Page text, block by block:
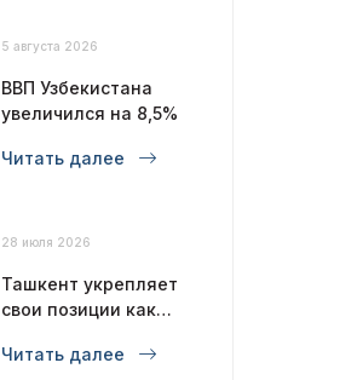
5 августа 2026
ВВП Узбекистана
увеличился на 8,5%
Читать далее
28 июля 2026
Ташкент укрепляет
свои позиции как
мегаполис
Читать далее